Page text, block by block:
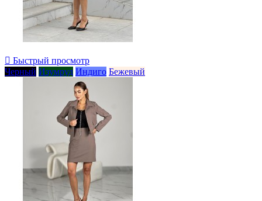
 Быстрый просмотр
Черный Изумруд Индиго Бежевый